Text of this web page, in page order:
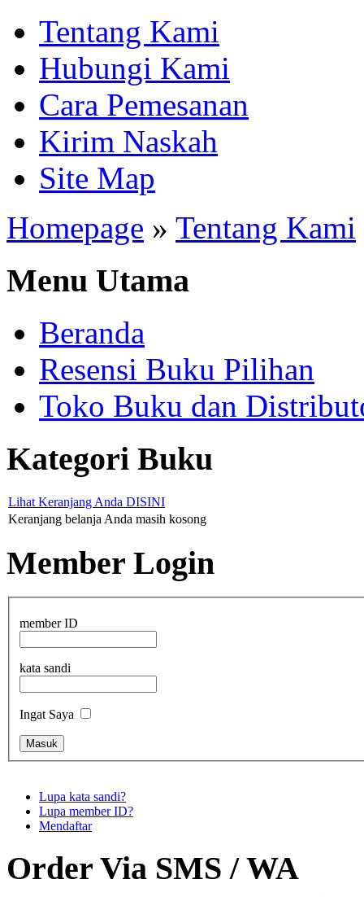
Tentang Kami
Hubungi Kami
Cara Pemesanan
Kirim Naskah
Site Map
Homepage » Tentang Kami
Menu Utama
Beranda
Resensi Buku Pilihan
Toko Buku dan
Kategori Buku
Lihat Keranjang Anda DISINI
Keranjang belanja Anda masih kosong
Member Login
member ID
kata sandi
Ingat Saya
Lupa kata sandi?
Lupa member ID?
Mendaftar
Order Via SMS / WA